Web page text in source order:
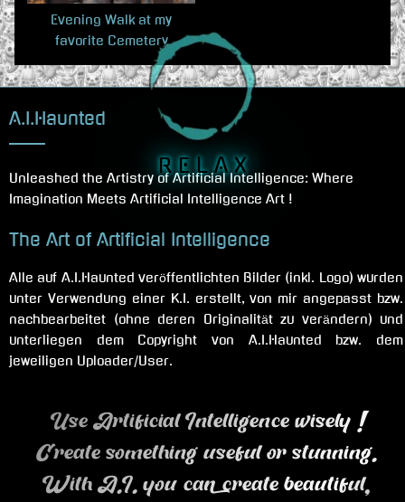
R E L A X
Evening Walk at my
favorite Cemetery
A.I.Haunted
Unleashed the Artistry of Artificial Intelligence: Where
Imagination Meets Artificial Intelligence Art !
The Art of Artificial Intelligence
Alle auf A.I.Haunted veröffentlichten Bilder (inkl. Logo) wurden
unter Verwendung einer K.I. erstellt, von mir angepasst bzw.
nachbearbeitet (ohne deren Originalität zu verändern) und
unterliegen dem Copyright von A.I.Haunted bzw. dem
jeweiligen Uploader/User.
Use Artificial Intelligence wisely !
Create something useful or stunning.
With A.I. you can create beautiful,